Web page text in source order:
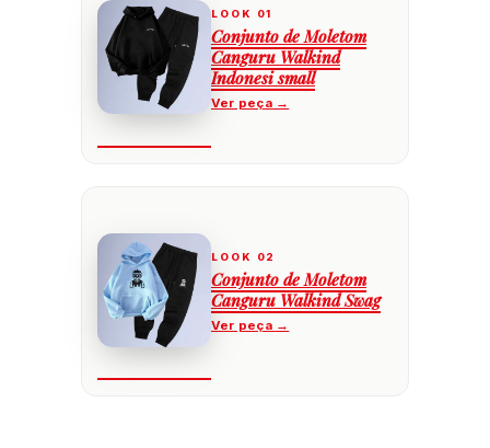
Conjunto de Moletom
Canguru Walkind
Indonesi small
Conjunto de Moletom
Canguru Walkind Swag